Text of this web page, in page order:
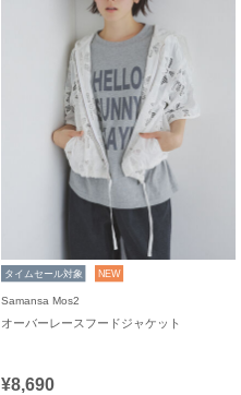
タイムセール対象 NEW
Samansa Mos2
オーバーレースフードジャケット
¥8,690